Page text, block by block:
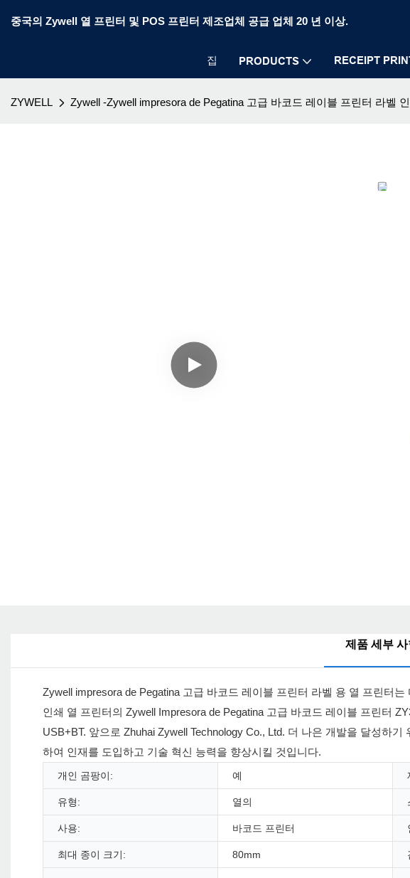
중국의 Zywell 열 프린터 및 POS 프린터 제조업체 공급 업체 20 년 이상.
집 PRODUCTS RECEIPT
ZYWELL Zywell -Zywell impresora de Pegatina 고급 바코드 레이블 프린터 라벨
제품 세부 사
Zywell impresora de Pegatina 고급 바코드 레이블 프린터 라벨 용 열 프린터
인쇄 열 프린터의 Zywell Impresora de Pegatina 고급 바코드 레이블 프린터
USB+BT. 앞으로 Zhuhai Zywell Technology Co., Ltd. 더 나은 개발을 달성하
하여 인재를 도입하고 기술 혁신 능력을 향상시킬 것입니다.
개인 곰팡이: 예
유형: 열의
사용: 바코드 프린터
최대 종이 크기: 80mm